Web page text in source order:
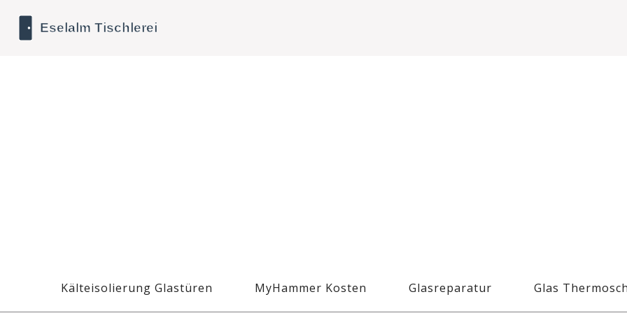
Kälteisolierung Glastüren MyHammer Kosten Glasreparatur Glas